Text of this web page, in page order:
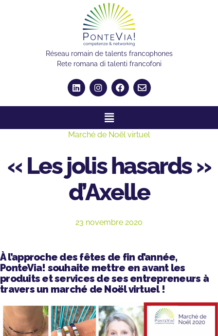
Réseau romain de talents francophones
Rete romana di talenti francofoni
Marché de Noël virtuel
« Les jolis hasards »
d’Axelle
23 novembre 2020
À l’approche des fêtes de fin d’année,
PonteVia! souhaite mettre en avant les
produits et services de ses entrepreneurs à
travers un marché de Noël virtuel !